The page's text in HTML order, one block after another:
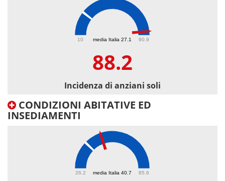
media Italia 27.1
10 90.9
88.2
Incidenza di anziani soli
CONDIZIONI ABITATIVE ED
INSEDIAMENTI
media Italia 40.7
26.2 85.6